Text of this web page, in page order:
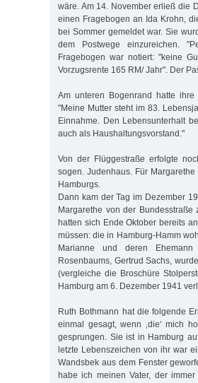
wäre. Am 14. November erließ die
einen Fragebogen an Ida Krohn,
bei Sommer gemeldet war. Sie
dem Postwege einzureichen.
Fragebogen war notiert: "keine
Vorzugsrente 165 RM/ Jahr". Der
Am unteren Bogenrand hatte ihre
"Meine Mutter steht im 83.
Einnahme. Den Lebensunterhalt
auch als Haushaltungsvorstand."
Von der Flüggestraße erfolgte
sogen. Judenhaus. Für
Hamburgs.
Dann kam der Tag im Dezember
Margarethe von der
hatten sich Ende Oktober bereits
müssen: die in Hamburg-Hamm
Marianne und deren
Rosenbaums, Gertrud Sachs,
(vergleiche die Broschüre
Hamburg am 6. Dezember 1941
Ruth Bothmann hat die folgende
einmal gesagt, wenn ‚die‘ mich
gesprungen. Sie ist in Hamburg
letzte Lebenszeichen von ihr war
Wandsbek aus dem Fenster
habe ich meinen Vater, der